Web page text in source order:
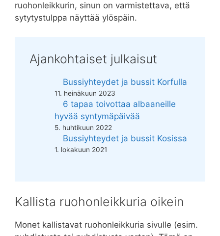
ruohonleikkurin, sinun on varmistettava, että
sytytystulppa näyttää ylöspäin.
Ajankohtaiset julkaisut
Bussiyhteydet ja bussit Korfulla
11. heinäkuun 2023
6 tapaa toivottaa albaaneille
hyvää syntymäpäivää
5. huhtikuun 2022
Bussiyhteydet ja bussit Kosissa
1. lokakuun 2021
Kallista ruohonleikkuria oikein
Monet kallistavat ruohonleikkuria sivulle (esim.